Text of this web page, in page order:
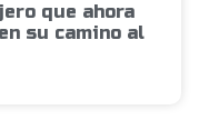
que ahora
su camino al